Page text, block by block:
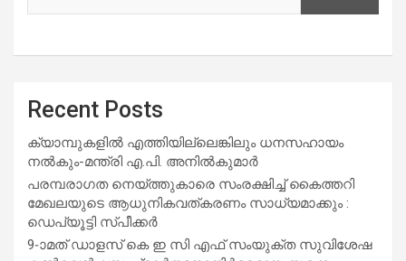
Recent Posts
ക്യാമ്പുകളിൽ എത്തിയില്ലെങ്കിലും ധനസഹായം
നൽകും-മന്ത്രി എ.പി. അനിൽകുമാർ
പരമ്പരാഗത നെയ്ത്തുകാരെ സംരക്ഷിച്ച് കൈത്തറി
മേഖലയുടെ ആധുനികവത്കരണം സാധ്യമാക്കും :
ഡെപ്യൂട്ടി സ്പീക്കർ
9-ാമത് ഡാളസ് കെ ഇ സി എഫ് സംയുക്ത സുവിശേഷ